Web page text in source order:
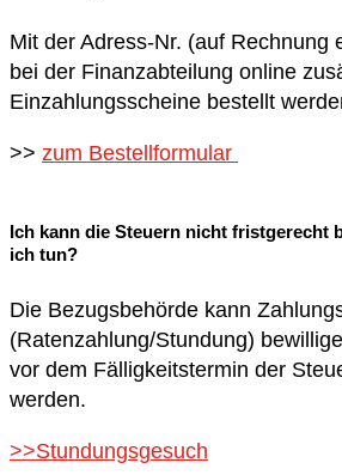
Mit der Adress-Nr. (auf Rechnung
bei der Finanzabteilung online
Einzahlungsscheine bestellt
>> zum Bestellformular
Ich kann die Steuern nicht fristgerecht
ich tun?
Die Bezugsbehörde kann
(Ratenzahlung/Stundung)
vor dem Fälligkeitstermin der
werden.
>>Stundungsgesuch